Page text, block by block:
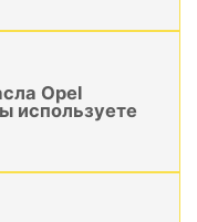
Opel
используете